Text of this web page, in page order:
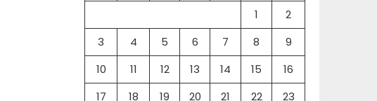
1
2
3
4 5 6 7 8
9
10
11 12 13 14 15
16
17
18 19 20 21 22
23